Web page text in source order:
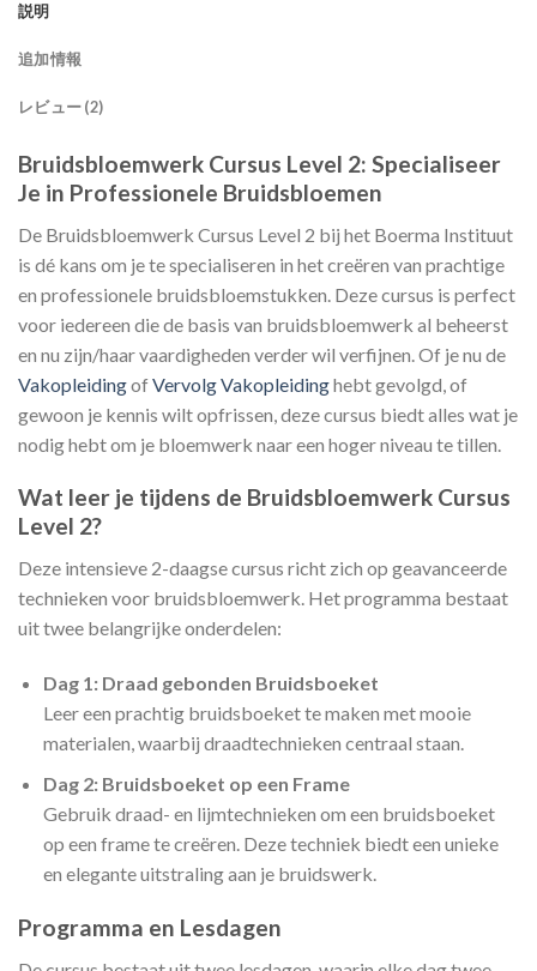
説明
追加情報
レビュー (2)
Bruidsbloemwerk Cursus Level 2: Specialiseer
Je in Professionele Bruidsbloemen
De Bruidsbloemwerk Cursus Level 2 bij het Boerma Instituut
is dé kans om je te specialiseren in het creëren van prachtige
en professionele bruidsbloemstukken. Deze cursus is perfect
voor iedereen die de basis van bruidsbloemwerk al beheerst
en nu zijn/haar vaardigheden verder wil verfijnen. Of je nu de
VakopleidingofVervolg Vakopleidinghebt gevolgd, of
gewoon je kennis wilt opfrissen, deze cursus biedt alles wat je
nodig hebt om je bloemwerk naar een hoger niveau te tillen.
Wat leer je tijdens de Bruidsbloemwerk Cursus
Level 2?
Deze intensieve 2-daagse cursus richt zich op geavanceerde
technieken voor bruidsbloemwerk. Het programma bestaat
uit twee belangrijke onderdelen:
Dag 1: Draad gebonden Bruidsboeket
Leer een prachtig bruidsboeket te maken met mooie
materialen, waarbij draadtechnieken centraal staan.
Dag 2: Bruidsboeket op een Frame
Gebruik draad- en lijmtechnieken om een bruidsboeket
op een frame te creëren. Deze techniek biedt een unieke
en elegante uitstraling aan je bruidswerk.
Programma en Lesdagen